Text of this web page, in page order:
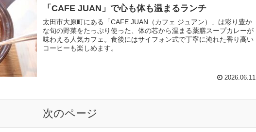
「CAFE JUAN」で心も体も温まるランチ
太田市大原町にある「CAFE JUAN（カフェ ジュアン）」は彩り豊か
な旬の野菜をたっぷり使った、体の芯から温まる薬膳スープカレーが
味わえる人気カフェ。食後にはサイフォン式で丁寧に淹れた香り高い
コーヒーも楽しめます。
2026.06.11
次のページ